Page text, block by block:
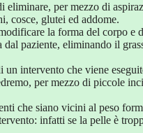
per mezzo di
cosce, glutei ed addome.
la forma del corpo e
paziente, eliminando il
intervento che viene
per mezzo di piccole
che siano vicini al peso
infatti se la pelle è